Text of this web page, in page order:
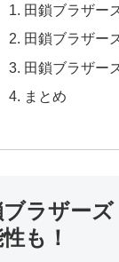
田鎖ブラザー
田鎖ブラザー
田鎖ブラザー
まとめ
ブラザー
も！